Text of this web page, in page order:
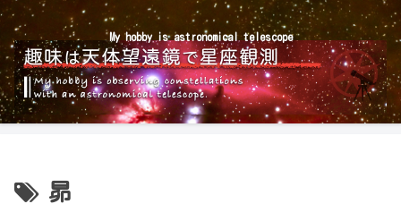
My hobby is astronomical telescope
昴